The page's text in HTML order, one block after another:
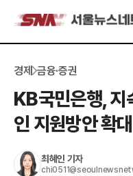
경제 금융·증권
KB국민은행, 지
인 지원방안 확대
최혜인 기자